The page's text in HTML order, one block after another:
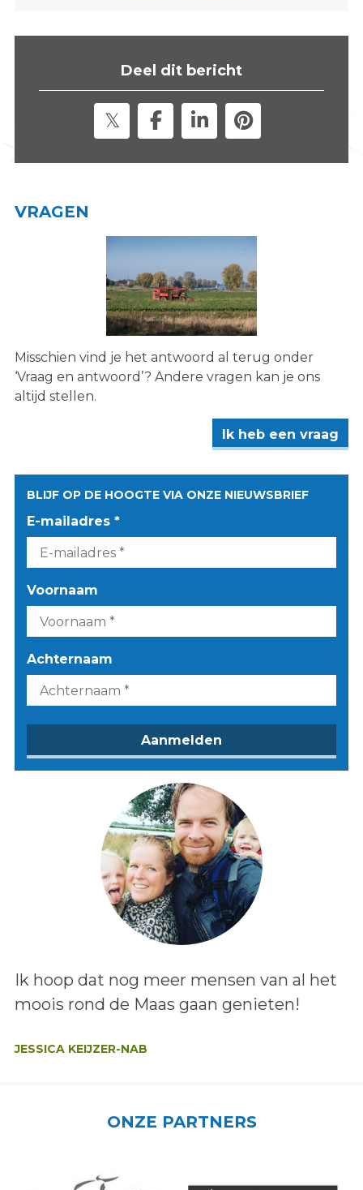
i
Deel dit bericht
VRAGEN
Misschien vind je het antwoord al terug onder
‘Vraag en antwoord’? Andere vragen kan je ons
altijd stellen.
Ik heb een vraag
BLIJF OP DE HOOGTE VIA ONZE NIEUWSBRIEF
E-mailadres *
Voornaam
Achternaam
Lees het bericht:
Ik hoop dat nog meer mensen van al het
moois rond de Maas gaan genieten!
JESSICA KEIJZER-NAB
ONZE PARTNERS